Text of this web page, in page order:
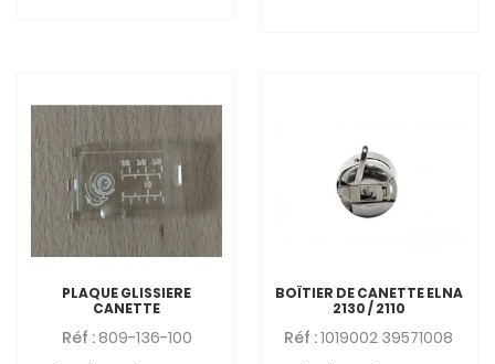
PLAQUE GLISSIERE
CANETTE
Réf :809-136-100
BOÎTIER DE CANETTE ELNA
2130 / 2110
Réf :1019002 39571008